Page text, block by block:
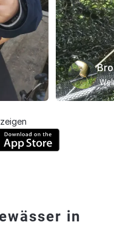
in